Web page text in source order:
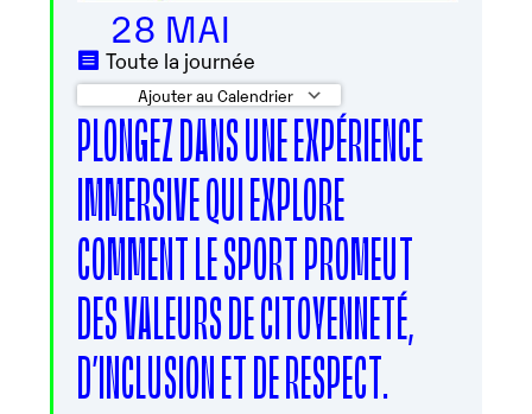
28 MAI
Toute la journée
Ajouter au Calendrier
Télécharger ICS Calendrier Google
PLONGEZ DANS UNE EXPÉRIENCE
IMMERSIVE QUI EXPLORE
COMMENT LE SPORT PROMEUT
DES VALEURS DE CITOYENNETÉ,
D’INCLUSION ET DE RESPECT.